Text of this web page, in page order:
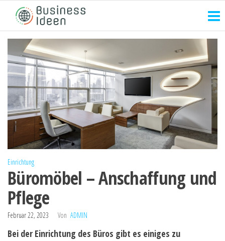
springen
Einrichtung
Büromöbel – Anschaffung und
Pflege
Februar 22, 2023 Von ADMIN
Bei der Einrichtung des Büros gibt es einiges zu